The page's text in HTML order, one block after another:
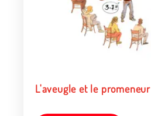
L'aveugle et le promeneur